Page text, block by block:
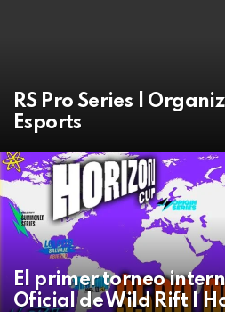
RS Pro Series |
Esports
El primer torneo
Oficial de Wild Rift |